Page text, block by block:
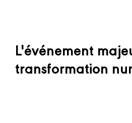
L'événement
transformation